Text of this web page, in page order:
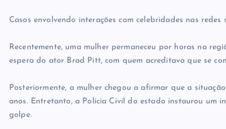
Casos envolvendo interações com celebridades nas
Recentemente, uma mulher permaneceu por horas na
espera do ator Brad Pitt, com quem acreditava que se
Posteriormente, a mulher chegou a afirmar que a
anos. Entretanto, a Polícia Civil do estado instaurou um
golpe.